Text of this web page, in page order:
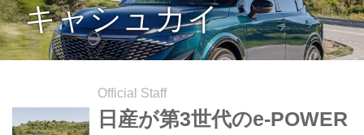
キャシュカイ
Official Staff
日産が第3世代のe-POWER